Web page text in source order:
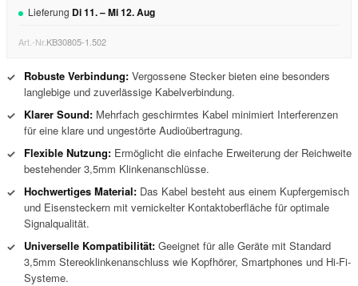
Lieferung Di11. –Mi12.Aug
Art.-Nr.KB30805-1.502
✓ Robuste Verbindung: Vergossene Stecker bieten eine besonders
langlebige und zuverlässige Kabelverbindung.
✓
Klarer Sound: Mehrfach geschirmtes Kabel minimiert Interferenzen
für eine klare und ungestörte Audioübertragung.
✓
Flexible Nutzung: Ermöglicht die einfache Erweiterung der Reichweite
bestehender 3,5mm Klinkenanschlüsse.
✓ Hochwertiges Material: Das Kabel besteht aus einem Kupfergemisch
und Eisensteckern mit vernickelter Kontaktoberfläche für optimale
Signalqualität.
✓
Universelle Kompatibilität: Geeignet für alle Geräte mit Standard
3,5mm Stereoklinkenanschluss wie Kopfhörer, Smartphones und Hi-Fi-
Systeme.